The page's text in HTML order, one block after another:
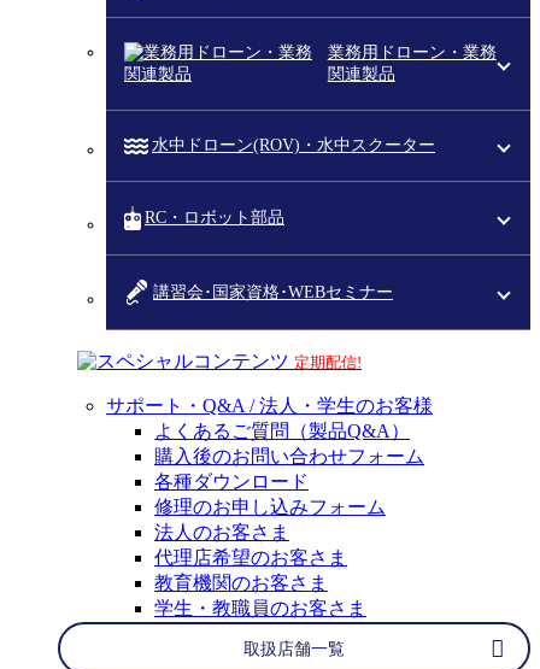
業務用ドローン・業務
関連製品
水中ドローン(ROV)・水中スクーター
RC・ロボット部品
講習会･国家資格･WEBセミナー
スペシャルコンテンツ 定期配信!
サポート・Q&A / 法人・学生のお客様
よくあるご質問（製品Q&A）
購入後のお問い合わせフォーム
各種ダウンロード
修理のお申し込みフォーム
法人のお客さま
代理店希望のお客さま
教育機関のお客さま
学生・教職員のお客さま
取扱店舗一覧